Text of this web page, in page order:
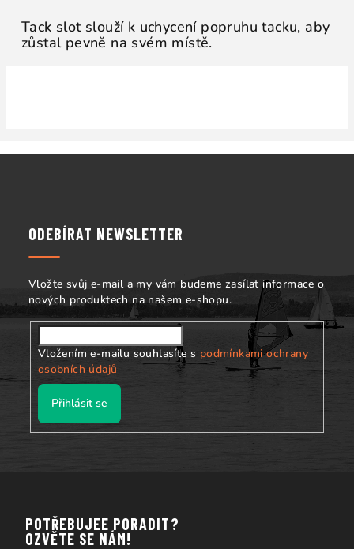
Tack slot slouží k uchycení popruhu tacku, aby
zůstal pevně na svém místě.
ODEBÍRAT NEWSLETTER
Vložte svůj e-mail a my vám budeme zasílat informace o
nových produktech na našem e-shopu.
Vložením e-mailu souhlasíte s podmínkami ochrany
osobních údajů
Přihlásit se
POTŘEBUJEE PORADIT?
OZVĚTE SE NÁM!